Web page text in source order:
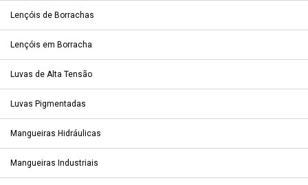
Lençóis de Borrachas
Lençóis em Borracha
Luvas de Alta Tensão
Luvas Pigmentadas
Mangueiras Hidráulicas
Mangueiras Industriais